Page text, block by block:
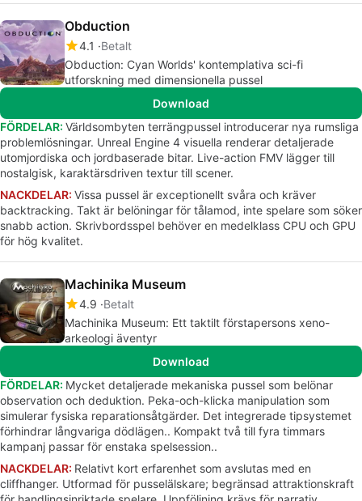
Obduction
4.1
Betalt
Obduction: Cyan Worlds' kontemplativa sci-fi
utforskning med dimensionella pussel
Download
FÖRDELAR: Världsombyten terrängpussel introducerar nya rumsliga
problemlösningar. Unreal Engine 4 visuella renderar detaljerade
utomjordiska och jordbaserade bitar. Live-action FMV lägger till
nostalgisk, karaktärsdriven textur till scener.
NACKDELAR: Vissa pussel är exceptionellt svåra och kräver
backtracking. Takt är belöningar för tålamod, inte spelare som söker
snabb action. Skrivbordsspel behöver en medelklass CPU och GPU
för hög kvalitet.
Machinika Museum
4.9 Betalt
Machinika Museum: Ett taktilt förstapersons xeno-
arkeologi äventyr
Download
FÖRDELAR: Mycket detaljerade mekaniska pussel som belönar
observation och deduktion. Peka-och-klicka manipulation som
simulerar fysiska reparationsåtgärder. Det integrerade tipsystemet
förhindrar långvariga dödlägen.. Kompakt två till fyra timmars
kampanj passar för enstaka spelsession..
NACKDELAR: Relativt kort erfarenhet som avslutas med en
cliffhanger. Utformad för pusselälskare; begränsad attraktionskraft